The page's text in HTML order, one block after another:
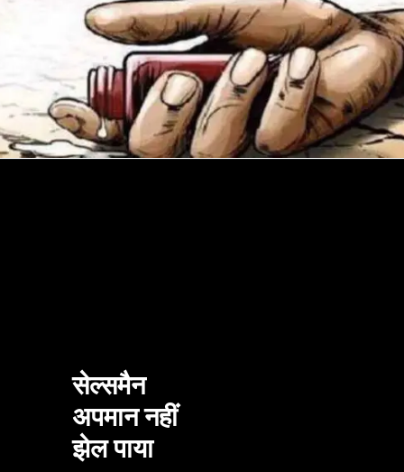
सेल्समैन
अपमान नहीं
झेल पाया